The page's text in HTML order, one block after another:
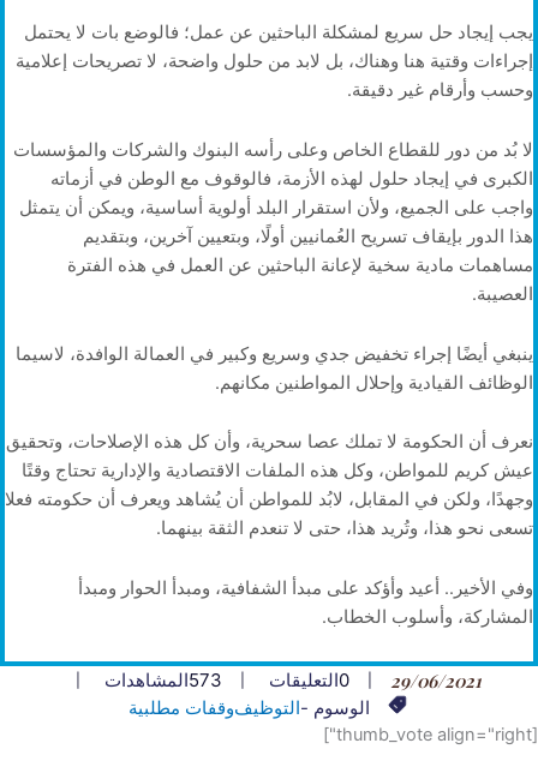
يجب إيجاد حل سريع لمشكلة الباحثين عن عمل؛ فالوضع بات لا يحتمل
إجراءات وقتية هنا وهناك، بل لابد من حلول واضحة، لا تصريحات إعلامية
وحسب وأرقام غير دقيقة.
لا بُد من دور للقطاع الخاص وعلى رأسه البنوك والشركات والمؤسسات
الكبرى في إيجاد حلول لهذه الأزمة، فالوقوف مع الوطن في أزماته
واجب على الجميع، ولأن استقرار البلد أولوية أساسية، ويمكن أن يتمثل
هذا الدور بإيقاف تسريح العُمانيين أولًا، وبتعيين آخرين، وبتقديم
مساهمات مادية سخية لإعانة الباحثين عن العمل في هذه الفترة
العصيبة.
ينبغي أيضًا إجراء تخفيض جدي وسريع وكبير في العمالة الوافدة، لاسيما
الوظائف القيادية وإحلال المواطنين مكانهم.
نعرف أن الحكومة لا تملك عصا سحرية، وأن كل هذه الإصلاحات، وتحقيق
عيش كريم للمواطن، وكل هذه الملفات الاقتصادية والإدارية تحتاج وقتًا
وجهدًا، ولكن في المقابل، لابُد للمواطن أن يُشاهد ويعرف أن حكومته فعلا
تسعى نحو هذا، وتُريد هذا، حتى لا تنعدم الثقة بينهما.
وفي الأخير.. أعيد وأؤكد على مبدأ الشفافية، ومبدأ الحوار ومبدأ
المشاركة، وأسلوب الخطاب.
29/06/2021
0التعليقات 573المشاهدات
الوسوم -التوظيفوقفات مطلبية
[thumb_vote align="right"]